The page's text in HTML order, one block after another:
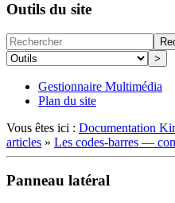
Outils du site
>
Gestionnaire Multimédia
Plan du site
Vous êtes ici : Documentation
articles » Les codes-barres —
Panneau latéral